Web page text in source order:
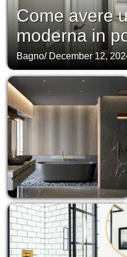
Come avere
moderna in
Bagno/ December 12,